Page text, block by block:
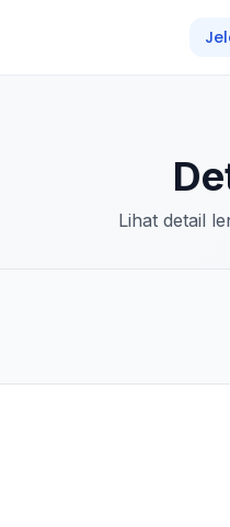
Lihat detail